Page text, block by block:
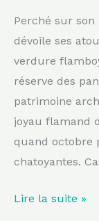
Perché sur son
dévoile ses
verdure
réserve des
patrimoine
joyau flamand
quand octobre
chatoyantes.
Lire la suite »